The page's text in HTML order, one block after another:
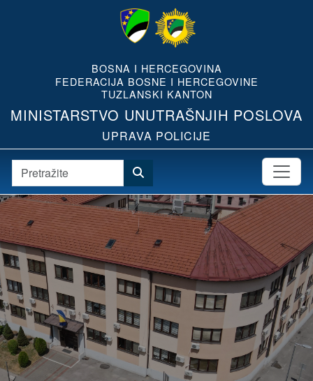
BOSNA I HERCEGOVINA
FEDERACIJA BOSNE I HERCEGOVINE
TUZLANSKI KANTON
MINISTARSTVO UNUTRAŠNJIH POSLOVA
UPRAVA POLICIJE